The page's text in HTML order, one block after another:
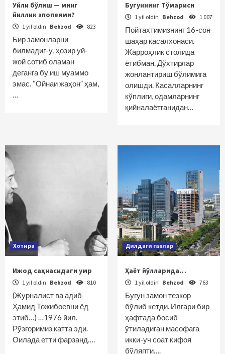
Уйли бўлиш — минг
йиллик эпопеями?
1 yil oldin Behzod 823
Бир замонларни
билмадиг-у, ҳозир уй-
жой сотиб оламан
деганга бу иш муаммо
эмас. “Ойнаи жаҳон” ҳам,
…
Бугуннинг Тўмариси
1 yil oldin Behzod 1 007
Пойтахтимизнинг 16-сон
шаҳар касалхонаси.
Жарроҳлик столида
ётибман. Дўхтирлар
жонлантириш бўлимига
олишди. Касалларнинг
кўплиги, одамларнинг
қийналаётганидан…
Хотира
Ижод саҳнасидаги умр
1 yil oldin Behzod 810
(Журналист ва адиб
Ҳамид Тожибоевни ёд
этиб…) …1976 йил.
Рўзғоримиз катта эди.
Оилада етти фарзанд….
Дилдаги гаплар
Ҳаёт йўлларида…
1 yil oldin Behzod 763
Бугун замон тезкор
бўлиб кетди. Илгари бир
ҳафтада босиб
ўтиладиган масофага
икки-уч соат кифоя
бўляпти….